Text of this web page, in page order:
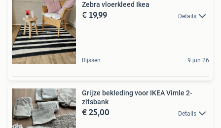
Zebra vloerkleed Ikea
€ 19,99 Details
Rijssen 9 jun 26
Grijze bekleding voor IKEA Vimle 2-
zitsbank
€ 25,00 Details